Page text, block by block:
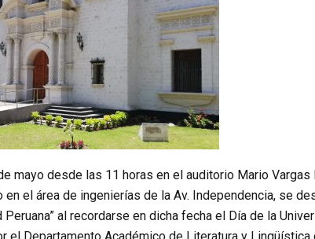
mayo desde las 11 horas en el auditorio Mario
en el área de ingenierías de la Av. Independencia, se
Peruana” al recordarse en dicha fecha el Día de la
el Departamento Académico de Literatura y